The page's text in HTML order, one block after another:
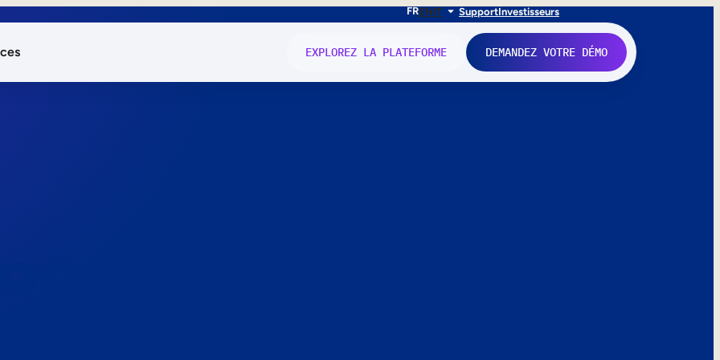
FRENIT SupportInvestisseurs
EXPLOREZ LA PLATEFORME DEMANDEZ VOTRE DÉMO